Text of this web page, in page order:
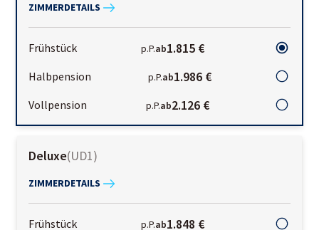
ZIMMERDETAILS
Frühstück p.P.ab1.815 €
Halbpension p.P.ab1.986 €
Vollpension p.P.ab2.126 €
Deluxe(UD1)
ZIMMERDETAILS
Frühstück p.P.ab1.848 €